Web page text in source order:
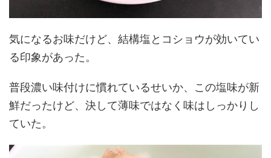
気になるお味だけど、結構塩とコショウが効いてい
る印象があった。
普段濃い味付けに慣れているせいか、この塩味が新
鮮だったけど、決して薄味ではなく味はしっかりし
ていた。